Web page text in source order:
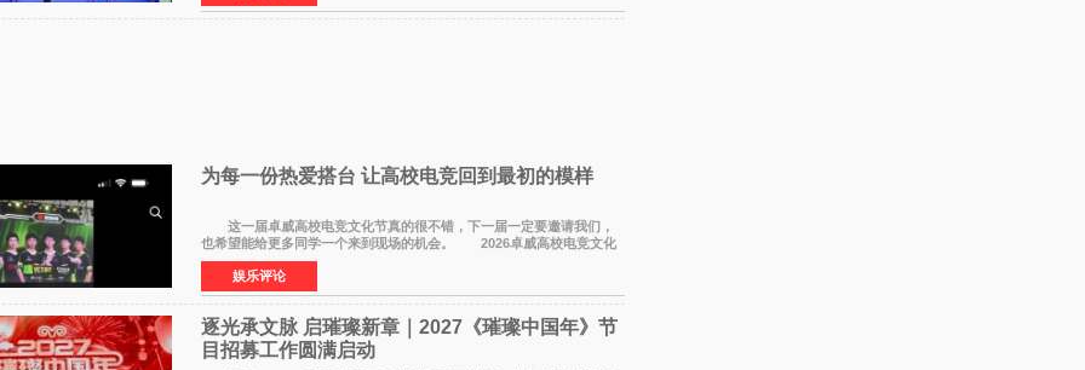
为每一份热爱搭台 让高校电竞回到最初的模样
这一届卓威高校电竞文化节真的很不错，下一届一定要邀请我们，
也希望能给更多同学一个来到现场的机会。 2026卓威高校电竞文化
节已经落下帷幕，在活动结束后，仍有不少高校电竞社负责人和现
娱乐评论
逐光承文脉 启璀璨新章｜2027《璀璨中国年》节
目招募工作圆满启动